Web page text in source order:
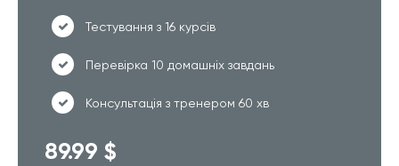
Тестування з 16 курсів
Перевірка 10 домашніх завдань
Консультація з тренером 60 хв
89.99 $